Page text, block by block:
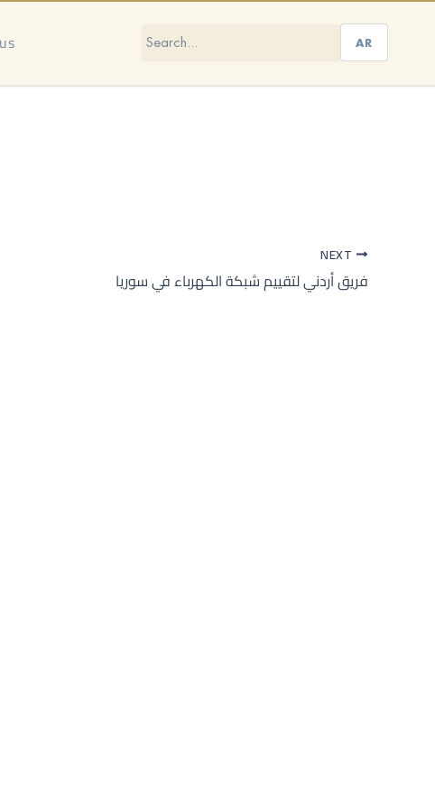
AR
NEXT
فريق أردني لتقييم شبكة الكهرباء في سوريا